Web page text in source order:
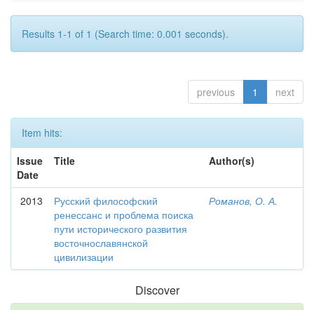
Results 1-1 of 1 (Search time: 0.001 seconds).
previous 1 next
Item hits:
Issue
Date
Title Author(s)
2013
Русский философский
ренессанс и проблема поиска
пути исторического развития
восточнославянской
цивилизации
Романов, О. А.
Discover